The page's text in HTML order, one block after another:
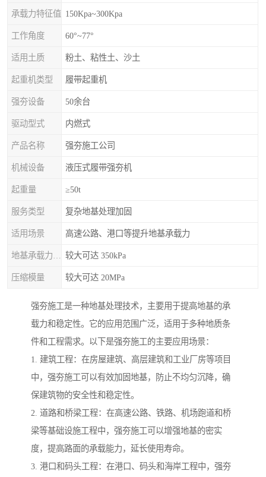
承载力特征值 150Kpa~300Kpa
工作角度 60°~77°
适用土质 粉土、粘性土、沙土
起重机类型 履带起重机
强夯设备 50余台
驱动型式 内燃式
产品名称 强夯施工公司
机械设备 液压式履带强夯机
起重量 ≥50t
服务类型 复杂地基处理加固
适用场景 高速公路、港口等提升地基承载力
较大可达 350kPa
压缩模量 较大可达 20MPa
强夯施工是一种地基处理技术，主要用于提高地基的承
载力和稳定性。它的应用范围广泛，适用于多种地质条
件和工程需求。以下是强夯施工的主要应用场景：
1. 建筑工程：在房屋建筑、高层建筑和工业厂房等项目
中，强夯施工可以有效加固地基，防止不均匀沉降，确
保建筑物的安全性和稳定性。
2. 道路和桥梁工程：在高速公路、铁路、机场跑道和桥
梁等基础设施工程中，强夯施工可以增强地基的密实
度，提高路面的承载能力，延长使用寿命。
3. 港口和码头工程：在港口、码头和海岸工程中，强夯